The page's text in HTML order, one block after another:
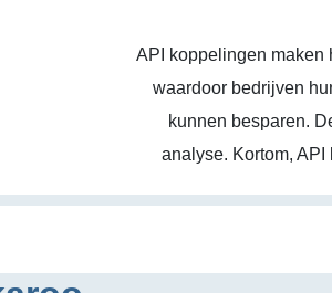
API koppelingen maken
waardoor bedrijven
kunnen besparen.
analyse. Kortom,